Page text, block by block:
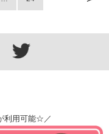
利用可能☆／